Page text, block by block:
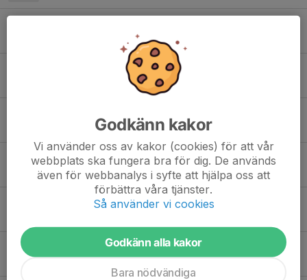
Möte spelare/förälder
1
26 apr, 07:28 0
Matchkläder!
26 apr, 07:14 0
Träning Tisdagar
Träning 19/2
Godkänn kakor
Vi använder oss av kakor (cookies) för att vår
webbplats ska fungera bra för dig. De används
även för webbanalys i syfte att hjälpa oss att
förbättra våra tjänster.
Så använder vi cookies
Godkänn alla kakor
Bara nödvändiga